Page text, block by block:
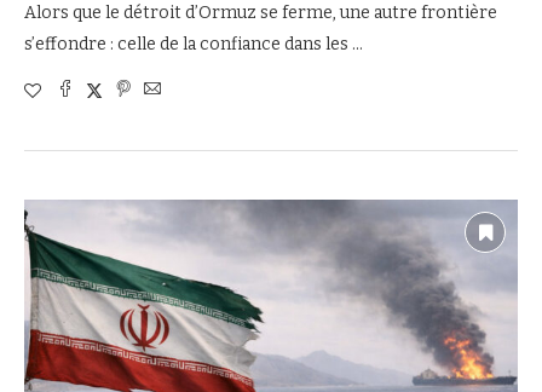
Alors que le détroit d’Ormuz se ferme, une autre frontière
s’effondre : celle de la confiance dans les …